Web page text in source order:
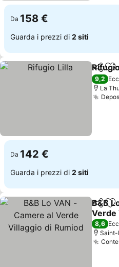
Da 158 €
Guarda i prezzi di 2 siti
9,2
La
Da 142 €
Guarda i prezzi di 2 siti
B&B
Verde
8,6
Saint-